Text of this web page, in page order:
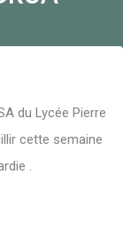
du Lycée Pierre
cette semaine
.